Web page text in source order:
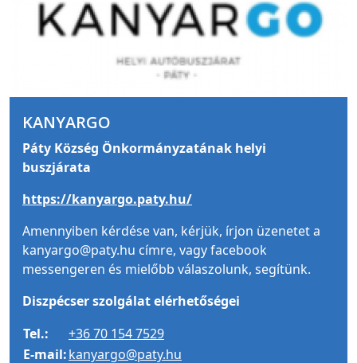
KANYARGO
Páty Község Önkormányzatának helyi
buszjárata
https://kanyargo.paty.hu/
Amennyiben kérdése van, kérjük, írjon üzenetet a
kanyargo@paty.hu címre, vagy facebook
messengeren és mielőbb válaszolunk, segítünk.
Diszpécser szolgálat elérhetőségei
Tel.:
+36 70 154 7529
E-mail:kanyargo@paty.hu